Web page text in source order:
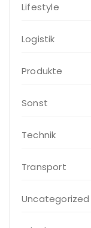
Lifestyle
Logistik
Produkte
Sonst
Technik
Transport
Uncategorized